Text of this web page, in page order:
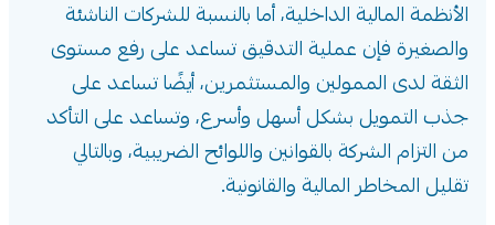
الأنظمة المالية الداخلية، أما بالنسبة للشركات الناشئة
والصغيرة فإن عملية التدقيق تساعد على رفع مستوى
الثقة لدى الممولين والمستثمرين، أيضًا تساعد على
جذب التمويل بشكل أسهل وأسرع، وتساعد على التأكد
من التزام الشركة بالقوانين واللوائح الضريبية، وبالتالي
تقليل المخاطر المالية والقانونية.